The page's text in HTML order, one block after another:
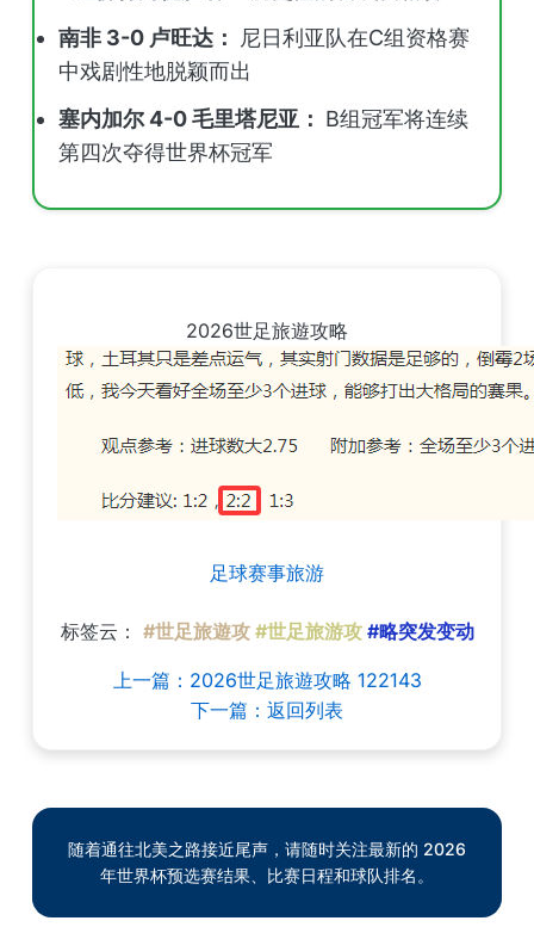
南非 3-0 卢旺达：
尼日利亚队在C组资格赛
中戏剧性地脱颖而出
塞内加尔 4-0 毛里塔尼亚： B组冠军将连续
第四次夺得世界杯冠军
2026世足旅遊攻略
足球赛事旅游
标签云： #世足旅遊攻 #世足旅游攻 #略突发变动
上一篇：2026世足旅遊攻略 122143
下一篇：返回列表
随着通往北美之路接近尾声，请随时关注最新的 2026
年世界杯预选赛结果、比赛日程和球队排名。